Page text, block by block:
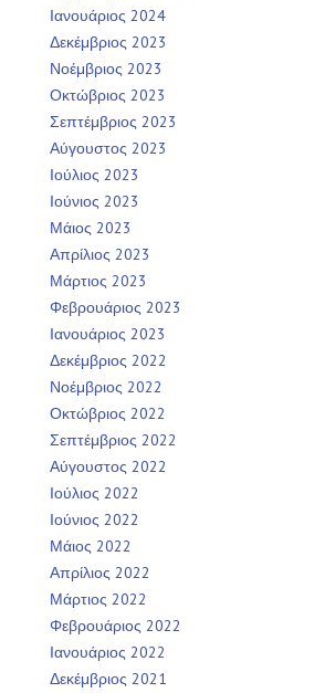
Ιανουάριος 2024
Δεκέμβριος 2023
Νοέμβριος 2023
Οκτώβριος 2023
Σεπτέμβριος 2023
Αύγουστος 2023
Ιούλιος 2023
Ιούνιος 2023
Μάιος 2023
Απρίλιος 2023
Μάρτιος 2023
Φεβρουάριος 2023
Ιανουάριος 2023
Δεκέμβριος 2022
Νοέμβριος 2022
Οκτώβριος 2022
Σεπτέμβριος 2022
Αύγουστος 2022
Ιούλιος 2022
Ιούνιος 2022
Μάιος 2022
Απρίλιος 2022
Μάρτιος 2022
Φεβρουάριος 2022
Ιανουάριος 2022
Δεκέμβριος 2021